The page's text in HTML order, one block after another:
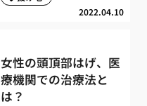
2022.04.10
女性の頭頂部はげ、医
療機関での治療法と
は？